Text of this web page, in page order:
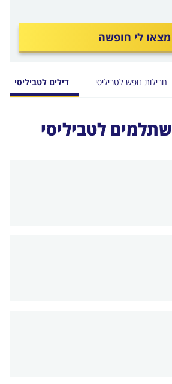
מצאו לי חופשה
חבילות נופש לטביליסי דילים לטביליסי
לטביליסי